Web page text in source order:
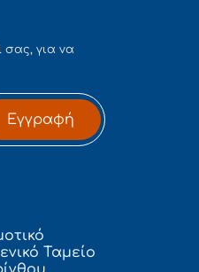
για να
Εγγραφή
Ταμείο